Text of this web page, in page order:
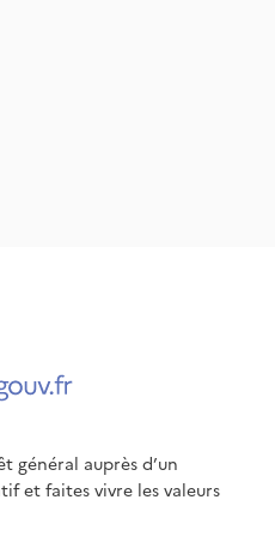
général auprès d’un
et faites vivre les valeurs